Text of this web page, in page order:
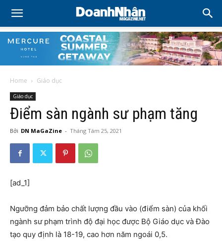
Home Giáo dục
Giáo dục
Điểm sàn ngành sư phạm tăng
Bởi DN MaGaZine - Tháng Tám 25, 2021
[ad_1]
Ngưỡng đảm bảo chất lượng đầu vào (điểm sàn) của khối
ngành sư phạm trình độ đại học được Bộ Giáo dục và Đào
tạo quy định là 18-19, cao hơn năm ngoái 0,5.